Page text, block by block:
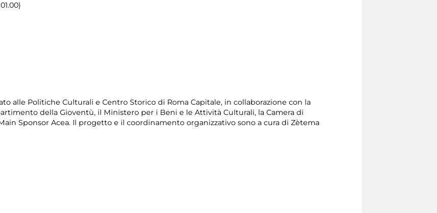
alle Politiche Culturali e Centro Storico di Roma Capitale, in collaborazione con la
della Gioventù, il Ministero per i Beni e le Attività Culturali, la Camera di
Sponsor Acea. Il progetto e il coordinamento organizzativo sono a cura di Zètema